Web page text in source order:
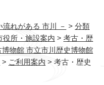
れがある 市川 － > 分類
役所・施設案内 > 考古・歴
物館 市立市川歴史博物館
> ご利用案内 > 考古・歴史